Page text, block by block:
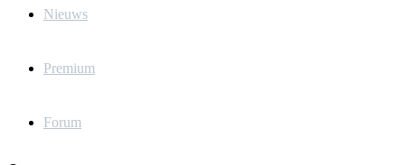
Nieuws
Premium
Forum